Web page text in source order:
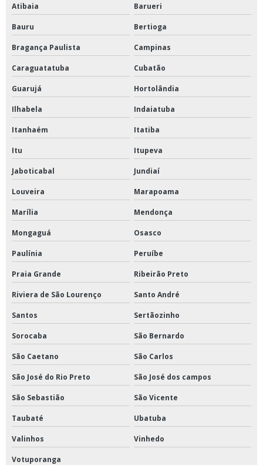
Valvula governo
Valvula retencao horizontal
Valvula retenção vertical
Válvula retenção vertical inox
Valvulas de aço carbono
Válvulas de esfera mga
Atibaia Barueri
Bauru Bertioga
Bragança Paulista Campinas
Caraguatatuba Cubatão
Guarujá Hortolândia
Ilhabela Indaiatuba
Itanhaém Itatiba
Itu Itupeva
Jaboticabal Jundiaí
Louveira Marapoama
Marília Mendonça
Mongaguá Osasco
Paulínia Peruíbe
Praia Grande Ribeirão Preto
Riviera de São Lourenço Santo André
Santos Sertãozinho
Sorocaba São Bernardo
São Caetano São Carlos
São José do Rio Preto São José dos campos
São Sebastião São Vicente
Taubaté Ubatuba
Valinhos Vinhedo
Votuporanga